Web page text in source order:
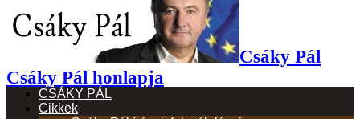
Csáky Pál
Csáky Pál honlapja
CSÁKY PÁL
Cikkek